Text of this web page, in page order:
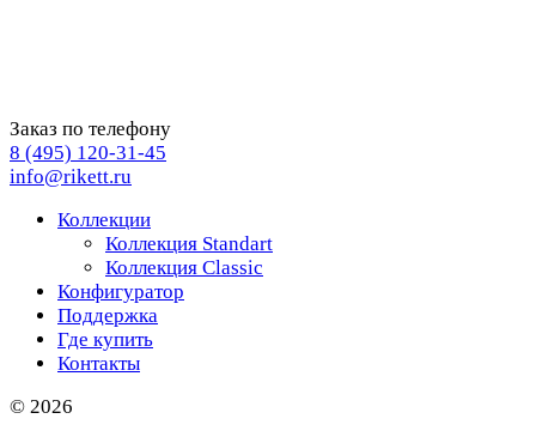
Заказ по телефону
8 (495) 120-31-45
info@rikett.ru
Коллекции
Коллекция Standart
Коллекция Classic
Конфигуратор
Поддержка
Где купить
Контакты
© 2026